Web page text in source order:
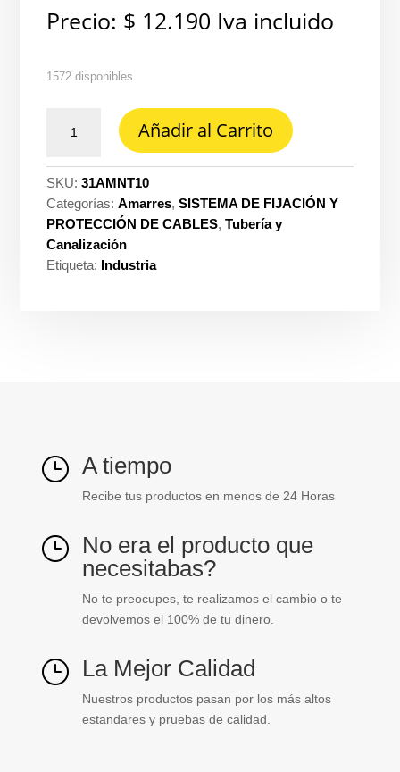
Precio: $ 12.190 Iva incluido
1572 disponibles
Dexson
25CM
x
100
negro
ref.
Añadir al Carrito
SKU:31AMNT10
Categorías:Amarres,SISTEMA DE FIJACIÓN Y
PROTECCIÓN DE CABLES,Tubería y
Canalización
Etiqueta: Industria
} A tiempo
Recibe tus productos en menos de 24 Horas
} No era el producto que
necesitabas?
No te preocupes, te realizamos el cambio o te
devolvemos el 100% de tu dinero.
} La Mejor Calidad
Nuestros productos pasan por los más altos
estandares y pruebas de calidad.